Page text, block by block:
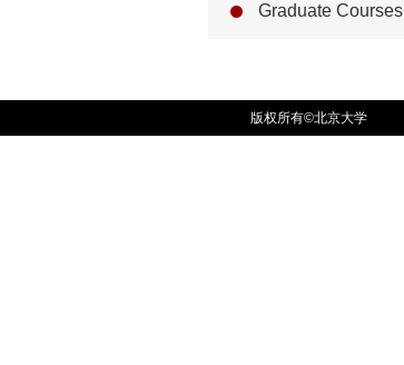
Graduate Courses
版权所有©北京大学